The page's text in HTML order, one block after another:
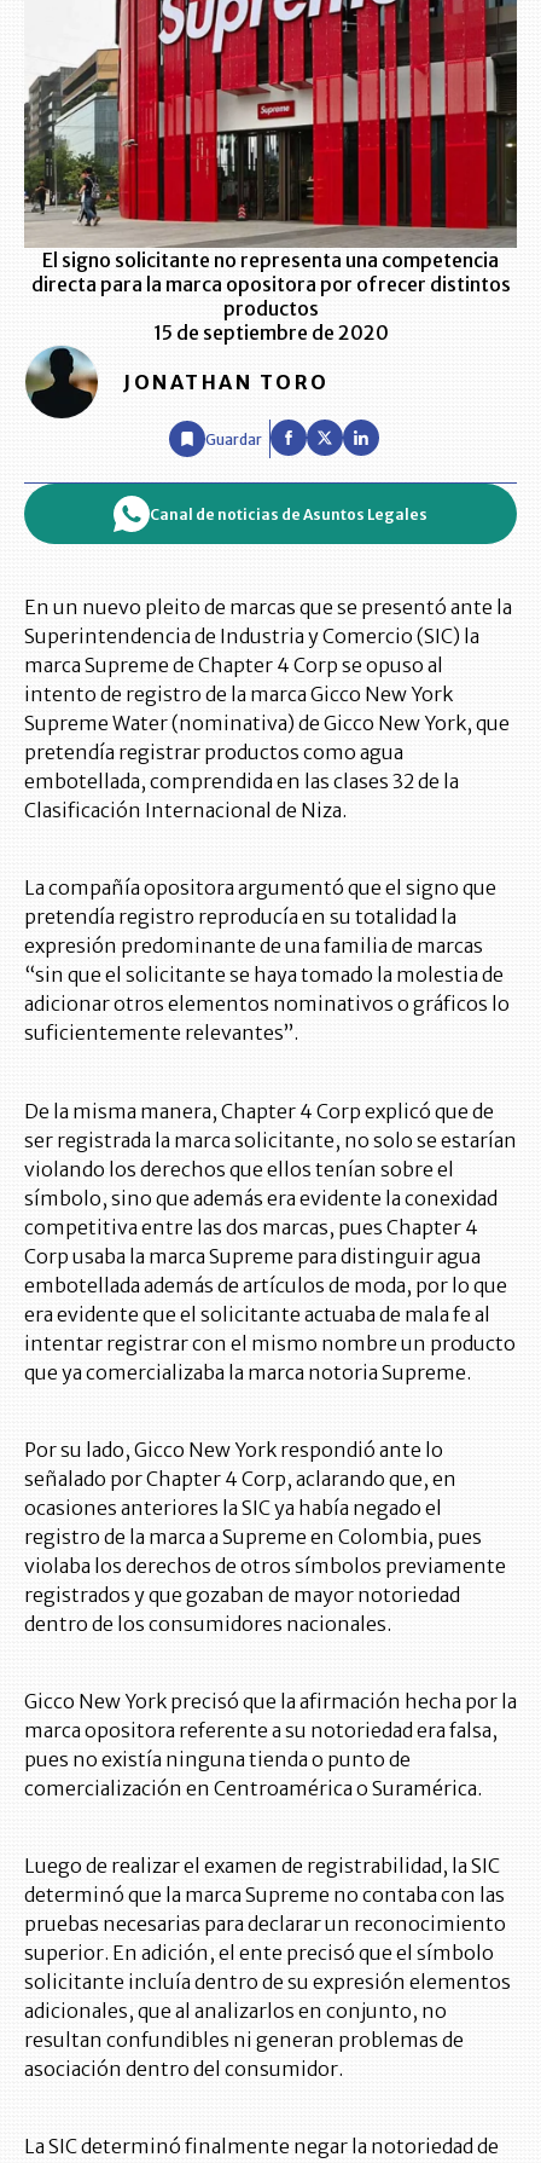
El signo solicitante no representa una competencia
directa para la marca opositora por ofrecer distintos
productos
15 de septiembre de 2020
JONATHAN TORO
Guardar
Canal de noticias de Asuntos Legales
En un nuevo pleito de marcas que se presentó ante la
Superintendencia de Industria y Comercio (SIC) la
marca Supreme de Chapter 4 Corp se opuso al
intento de registro de la marca Gicco New York
Supreme Water (nominativa) de Gicco New York, que
pretendía registrar productos como agua
embotellada, comprendida en las clases 32 de la
Clasificación Internacional de Niza.
La compañía opositora argumentó que el signo que
pretendía registro reproducía en su totalidad la
expresión predominante de una familia de marcas
“sin que el solicitante se haya tomado la molestia de
adicionar otros elementos nominativos o gráficos lo
suficientemente relevantes”.
De la misma manera, Chapter 4 Corp explicó que de
ser registrada la marca solicitante, no solo se estarían
violando los derechos que ellos tenían sobre el
símbolo, sino que además era evidente la conexidad
competitiva entre las dos marcas, pues Chapter 4
Corp usaba la marca Supreme para distinguir agua
embotellada además de artículos de moda, por lo que
era evidente que el solicitante actuaba de mala fe al
intentar registrar con el mismo nombre un producto
que ya comercializaba la marca notoria Supreme.
Por su lado, Gicco New York respondió ante lo
señalado por Chapter 4 Corp, aclarando que, en
ocasiones anteriores la SIC ya había negado el
registro de la marca a Supreme en Colombia, pues
violaba los derechos de otros símbolos previamente
registrados y que gozaban de mayor notoriedad
dentro de los consumidores nacionales.
Gicco New York precisó que la afirmación hecha por la
marca opositora referente a su notoriedad era falsa,
pues no existía ninguna tienda o punto de
comercialización en Centroamérica o Suramérica.
Luego de realizar el examen de registrabilidad, la SIC
determinó que la marca Supreme no contaba con las
pruebas necesarias para declarar un reconocimiento
superior. En adición, el ente precisó que el símbolo
solicitante incluía dentro de su expresión elementos
adicionales, que al analizarlos en conjunto, no
resultan confundibles ni generan problemas de
asociación dentro del consumidor.
La SIC determinó finalmente negar la notoriedad de